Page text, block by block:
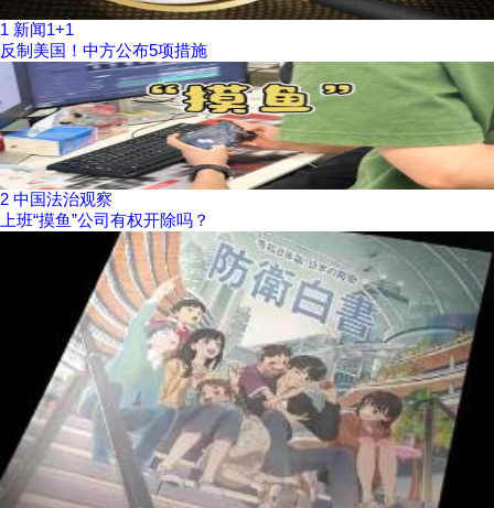
1 新闻1+1
反制美国！中方公布5项措施
2 中国法治观察
上班“摸鱼”公司有权开除吗？